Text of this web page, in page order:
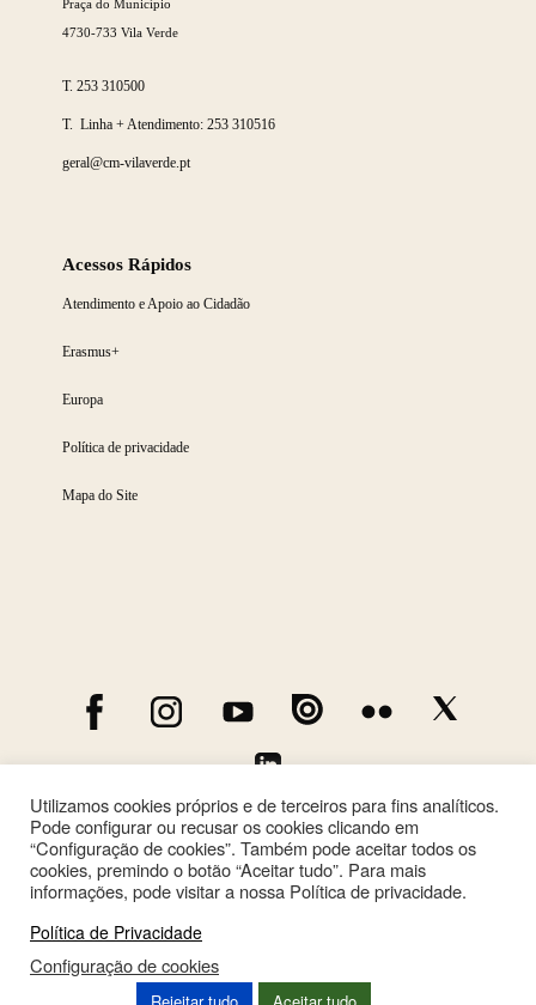
Praça do Município
4730-733 Vila Verde
T.253 310500
T. Linha + Atendimento: 253 310516
geral@cm-vilaverde.pt
Acessos Rápidos
Atendimento e Apoio ao Cidadão
Erasmus+
Europa
Política de privacidade
Mapa do Site
Utilizamos cookies próprios e de terceiros para fins analíticos.
Pode configurar ou recusar os cookies clicando em
“Configuração de cookies”. Também pode aceitar todos os
cookies, premindo o botão “Aceitar tudo”. Para mais
informações, pode visitar a nossa Política de privacidade.
Política de Privacidade
Configuração de cookies
This site is registered onwpml.orgas a development site. Switch to a production